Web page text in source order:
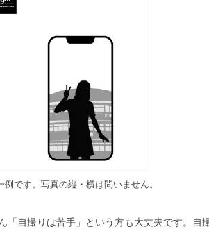
例です。写真の縦・横は問いません。
「自撮りは苦手」という方も大丈夫です。